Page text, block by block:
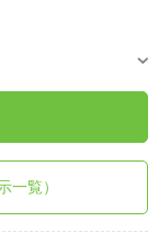
一覧）